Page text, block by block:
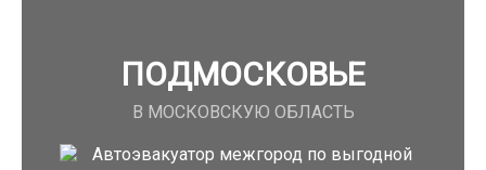
ПОДМОСКОВЬЕ
В МОСКОВСКУЮ ОБЛАСТЬ